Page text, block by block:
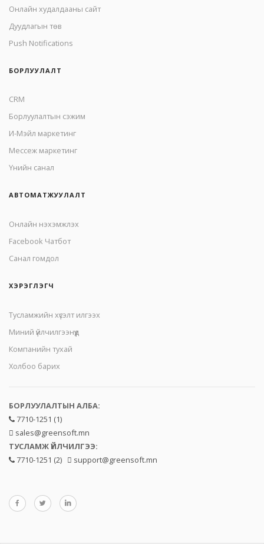
Онлайн худалдааны сайт
Дуудлагын төв
Push Notifications
БОРЛУУЛАЛТ
CRM
Борлуулалтын сэжим
И-Мэйл маркетинг
Mессеж маркетинг
Үнийн санал
АВТОМАТЖУУЛАЛТ
Онлайн нэхэмжлэх
Facebook Чатбот
Санал гомдол
ХЭРЭГЛЭГЧ
Тусламжийн хүсэлт илгээх
Миний үйлчилгээнүүд
Компанийн тухай
Холбоо барих
БОРЛУУЛАЛТЫН АЛБА:
7710-1251 (1)
sales@greensoft.mn
ТУСЛАМЖ ҮЙЛЧИЛГЭЭ:
7710-1251 (2)
support@greensoft.mn